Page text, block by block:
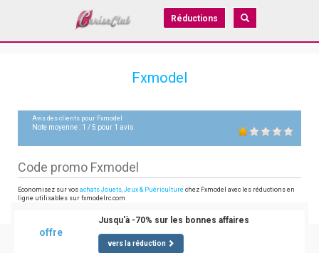
Réductions
Fxmodel
Avis des clients pour Fxmodel
Note moyenne : 1 /5 pour 1 avis
Code promo Fxmodel
Economisez sur vos achats Jouets, Jeux & Puériculture chez Fxmodel avec les réductions en
ligne utilisables sur fxmodelrc.com
offre
Jusqu'à -70% sur les bonnes affaires
vers la réduction